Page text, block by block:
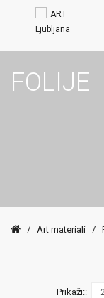
FOLIJE
/ Art materiali /
Prikaži::